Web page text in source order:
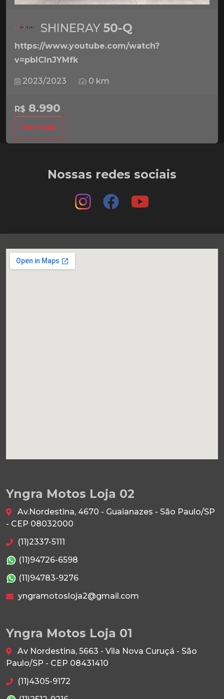
SHINERAY 50-Q
https://www.youtube.com/watch?
v=pbICInJYMfk
2023/2023 0 km
R$ 8.990
Ver mais
Nossas redes sociais
Yngra Motos Loja 02
Av.Nordestina, 4670 - Guaianazes - São Paulo/SP
- CEP 08032000
(11)2337-5111
(11)94726-6598
(11)94783-9276
yngramotosloja2@gmail.com
Yngra Motos Loja 01
Av Nordestina, 5663 - Vila Nova Curuçá - São
Paulo/SP - CEP 08431410
(11)4305-9172